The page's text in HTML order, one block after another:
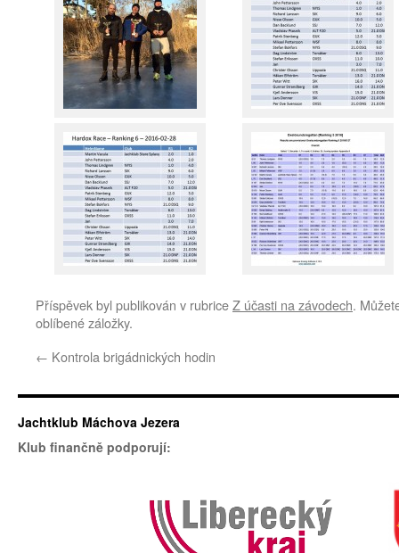
Příspěvek byl publikován v rubriceZ účasti na závodech.
oblíbené záložky.
← Kontrola brigádnických hodin
Jachtklub Máchova Jezera
Klub finančně podporují: